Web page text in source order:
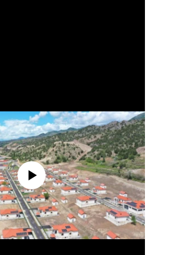
currently available